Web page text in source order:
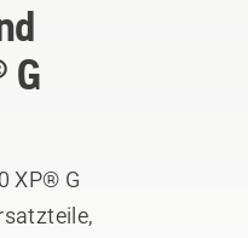
G
XP® G